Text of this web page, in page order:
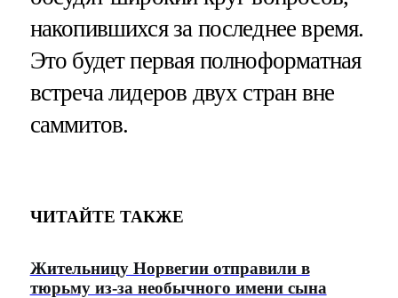
накопившихся за последнее время.
Это будет первая полноформатная
встреча лидеров двух стран вне
саммитов.
ЧИТАЙТЕ ТАКЖЕ
Жительницу Норвегии отправили в
тюрьму из-за необычного имени сына